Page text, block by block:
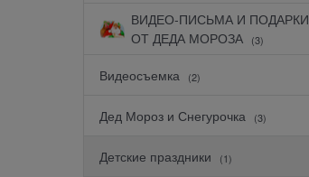
ВИДЕО-ПИСЬМА И ПОДАРКИ
ОТ ДЕДА МОРОЗА
(3)
Видеосъемка (2)
Дед Мороз и Снегурочка (3)
Детские праздники (1)